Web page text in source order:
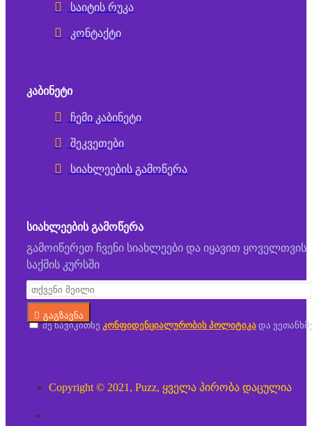
საიტის რუკა
კონტაქტი
ᲙᲐᲑᲘᲜᲔᲢᲘ
ჩემი კაბინეტი
შეკვეთები
სიახლეების გამოწერა
ᲡᲘᲐᲮᲚᲔᲔᲑᲘᲡ ᲒᲐᲛᲝᲬᲔᲠᲐ
გამოიწერეთ ჩვენი სიახლეები და იყავით ყოველთვის
საქმის კურსში
გაგზავნა
მე წავიკითხე კონფიდენციალურობის პოლიტიკა და
Copyright © 2021, Puzz, ყველა პირობა დაცულია